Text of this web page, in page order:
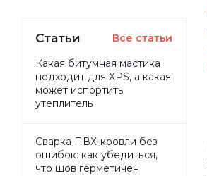
Статьи Все статьи
Какая битумная мастика
подходит для XPS, а какая
может испортить
утеплитель
Сварка ПВХ-кровли без
ошибок: как убедиться,
что шов герметичен